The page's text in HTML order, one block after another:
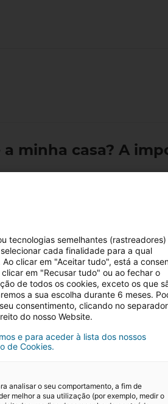
a minha casa? A
colocar a sua casa no mercado,
uma estimativa realista e
de venda. De outro
de leitura
tecnologias semelhantes (rastreadores)
cada finalidade para a qual
clicar em "Aceitar tudo", está a
em "Recusar tudo" ou ao fechar o
de todos os cookies, exceto os que
a sua escolha durante 6 meses.
consentimento, clicando no separador
do nosso Website.
e para aceder à lista dos nossos
de Cookies.
analisar o seu comportamento, a fim de
melhor a sua utilização (por exemplo, medir o